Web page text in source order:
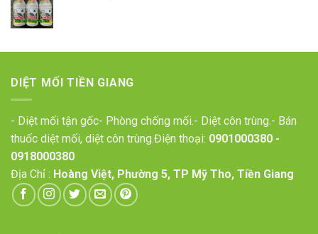
DIỆT MỐI TIỀN GIANG
- Diệt mối tận gốc- Phòng chống mối.- Diệt côn trùng.- Bán
thuốc diệt mối, diệt côn trùng.Điện thoại: 0901000380 -
0918000380
Địa Chỉ : Hoàng Việt, Phường 5, TP Mỹ Tho, Tiền Giang